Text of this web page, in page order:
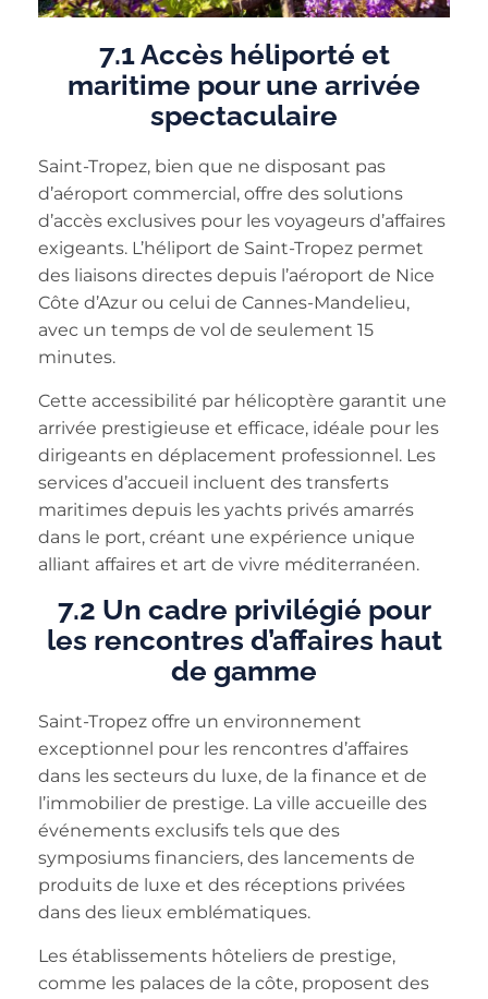
7.1 Accès héliporté et
maritime pour une arrivée
spectaculaire
Saint-Tropez, bien que ne disposant pas
d’aéroport commercial, offre des solutions
d’accès exclusives pour les voyageurs d’affaires
exigeants. L’héliport de Saint-Tropez permet
des liaisons directes depuis l’aéroport de Nice
Côte d’Azur ou celui de Cannes-Mandelieu,
avec un temps de vol de seulement 15
minutes.
Cette accessibilité par hélicoptère garantit une
arrivée prestigieuse et efficace, idéale pour les
dirigeants en déplacement professionnel. Les
services d’accueil incluent des transferts
maritimes depuis les yachts privés amarrés
dans le port, créant une expérience unique
alliant affaires et art de vivre méditerranéen.
7.2 Un cadre privilégié pour
les rencontres d’affaires haut
de gamme
Saint-Tropez offre un environnement
exceptionnel pour les rencontres d’affaires
dans les secteurs du luxe, de la finance et de
l’immobilier de prestige. La ville accueille des
événements exclusifs tels que des
symposiums financiers, des lancements de
produits de luxe et des réceptions privées
dans des lieux emblématiques.
Les établissements hôteliers de prestige,
comme les palaces de la côte, proposent des